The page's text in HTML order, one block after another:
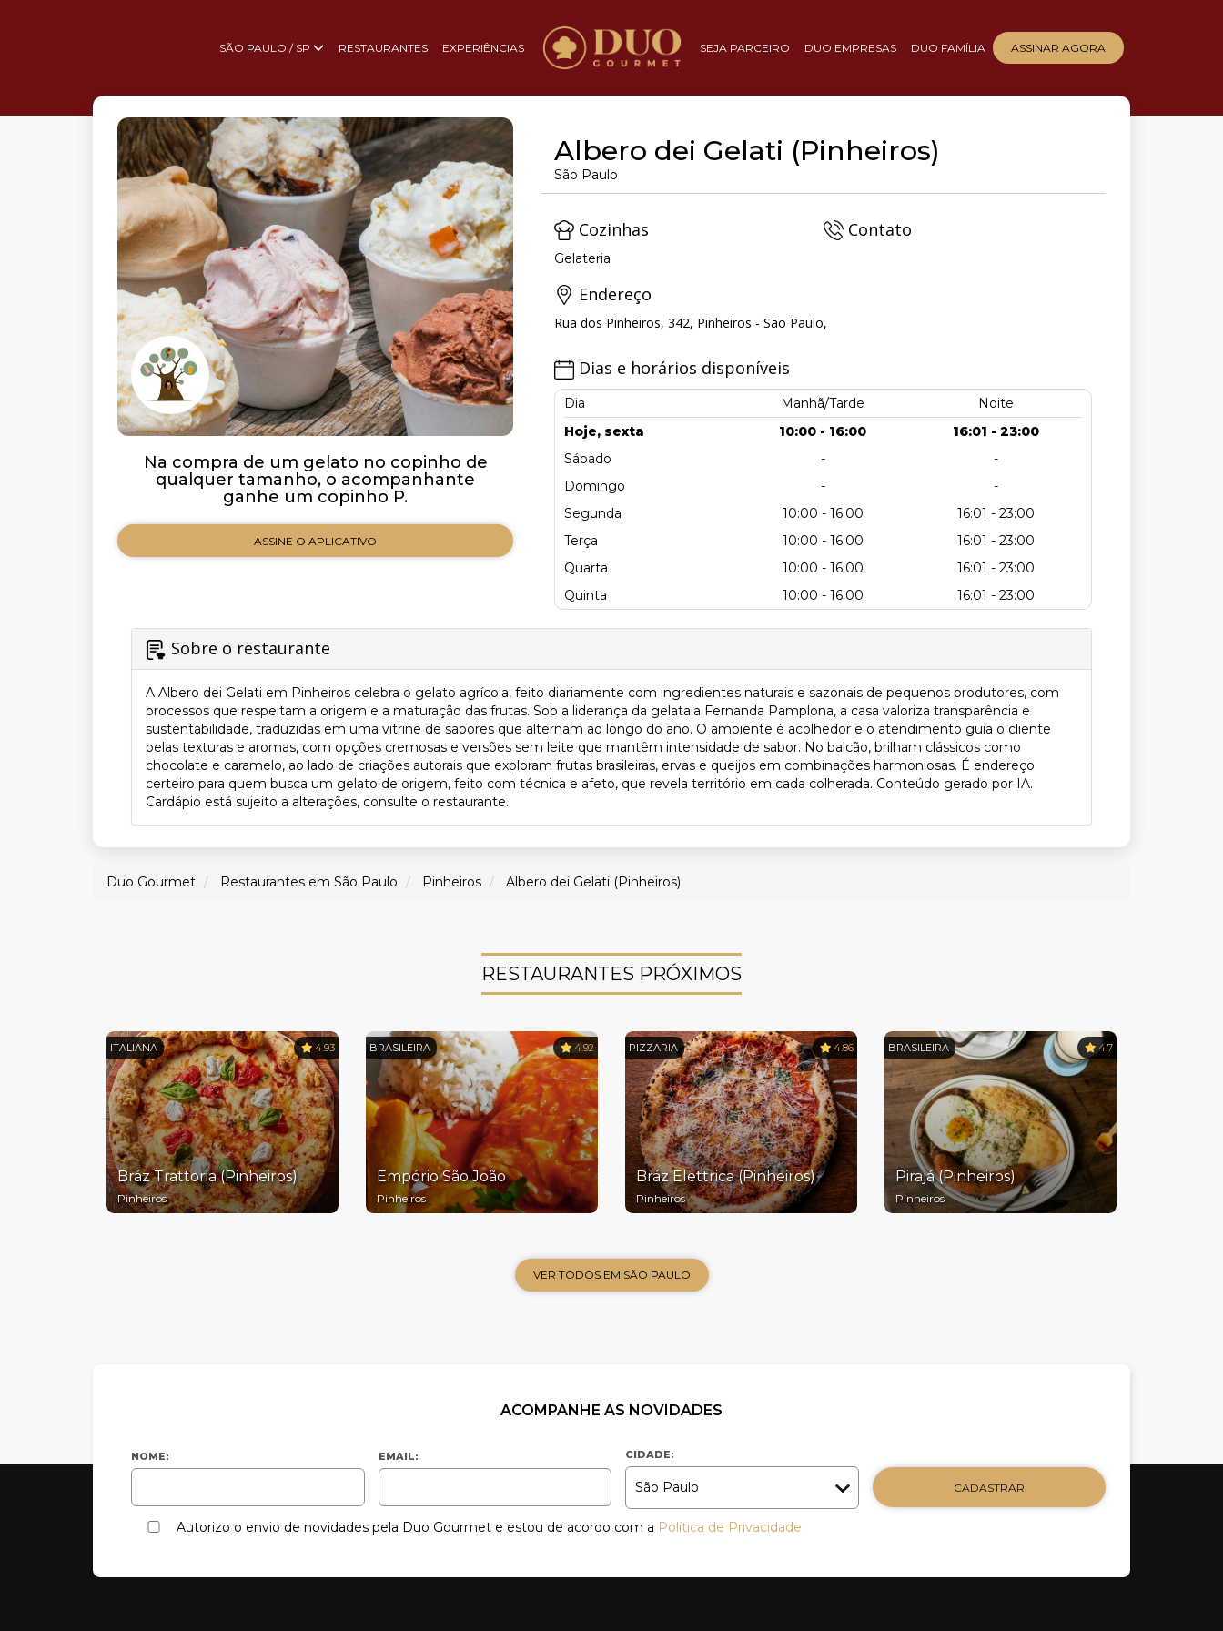
SÃO PAULO / SP RESTAURANTES EXPERIÊNCIAS SEJA PARCEIRO DUO EMPRESAS DUO FAMÍLIA ASSINAR AGORA
Na compra de um gelato no copinho de
qualquer tamanho, o acompanhante
ganhe um copinho P.
ASSINE O APLICATIVO
Albero dei Gelati (Pinheiros)
São Paulo
Cozinhas
Gelateria
Contato
Endereço
Rua dos Pinheiros, 342, Pinheiros - São Paulo,
Dias e horários disponíveis
Dia Manhã/Tarde
Noite
Hoje, sexta
10:00 - 16:00
16:01 - 23:00
Sábado
-
-
Domingo
-
-
Segunda
10:00 - 16:00
16:01 - 23:00
Terça
10:00 - 16:00
16:01 - 23:00
Quarta
10:00 - 16:00
16:01 - 23:00
Quinta
10:00 - 16:00 16:01 - 23:00
Sobre o restaurante
A Albero dei Gelati em Pinheiros celebra o gelato agrícola, feito diariamente com ingredientes naturais e sazonais de pequenos produtores, com
processos que respeitam a origem e a maturação das frutas. Sob a liderança da gelataia Fernanda Pamplona, a casa valoriza transparência e
sustentabilidade, traduzidas em uma vitrine de sabores que alternam ao longo do ano. O ambiente é acolhedor e o atendimento guia o cliente
pelas texturas e aromas, com opções cremosas e versões sem leite que mantêm intensidade de sabor. No balcão, brilham clássicos como
chocolate e caramelo, ao lado de criações autorais que exploram frutas brasileiras, ervas e queijos em combinações harmoniosas. É endereço
certeiro para quem busca um gelato de origem, feito com técnica e afeto, que revela território em cada colherada. Conteúdo gerado por IA.
Cardápio está sujeito a alterações, consulte o restaurante.
Duo Gourmet Restaurantes em São Paulo Pinheiros Albero dei Gelati (Pinheiros)
RESTAURANTES PRÓXIMOS
ITALIANA 4.93
Bráz Trattoria (Pinheiros)
Pinheiros
BRASILEIRA 4.92
Empório São João
Pinheiros
PIZZARIA 4.86
Bráz Elettrica (Pinheiros)
Pinheiros
BRASILEIRA 4.7
Pirajá (Pinheiros)
Pinheiros
VER TODOS EM SÃO PAULO
ACOMPANHE AS NOVIDADES
NOME: EMAIL: CIDADE:
CADASTRAR
Autorizo o envio de novidades pela Duo Gourmet e estou de acordo com a Política de Privacidade